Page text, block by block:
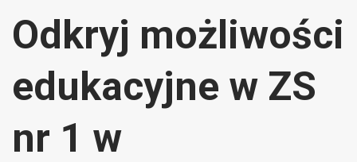
Odkryj możliwości
edukacyjne w ZS
nr 1 w